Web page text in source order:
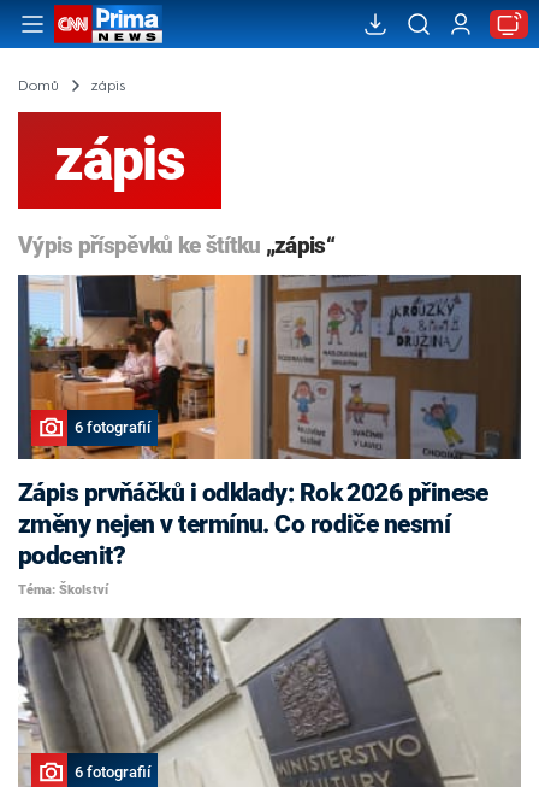
Domů zápis
zápis
Výpis příspěvků ke štítku „zápis“
6 fotografií
Zápis prvňáčků i odklady: Rok 2026 přinese
změny nejen v termínu. Co rodiče nesmí
podcenit?
Téma: Školství
6 fotografií